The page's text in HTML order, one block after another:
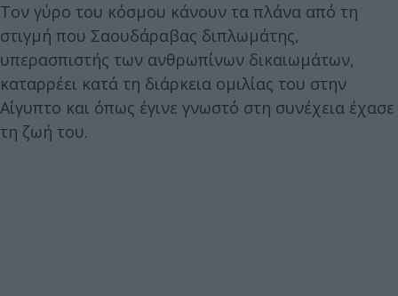
Τον γύρο του κόσμου κάνουν τα πλάνα από τη
στιγμή που Σαουδάραβας διπλωμάτης,
υπερασπιστής των ανθρωπίνων δικαιωμάτων,
καταρρέει κατά τη διάρκεια ομιλίας του στην
Αίγυπτο και όπως έγινε γνωστό στη συνέχεια έχασε
τη ζωή του.